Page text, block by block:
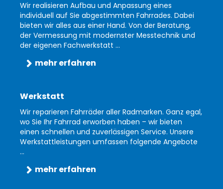
Wir realisieren Aufbau und Anpassung eines
individuell auf Sie abgestimmten Fahrrades. Dabei
bieten wir alles aus einer Hand. Von der Beratung,
der Vermessung mit modernster Messtechnik und
der eigenen Fachwerkstatt ...
mehr erfahren
Werkstatt
Wir reparieren Fahrräder aller Radmarken. Ganz egal,
wo Sie Ihr Fahrrad erworben haben – wir bieten
einen schnellen und zuverlässigen Service. Unsere
Werkstattleistungen umfassen folgende Angebote
...
mehr erfahren